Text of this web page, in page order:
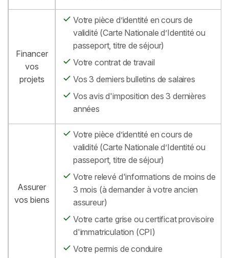
Financer
vos
projets
Votre pièce d’identité en cours de
validité (Carte Nationale d’Identité ou
passeport, titre de séjour)
Votre contrat de travail
Vos 3 derniers bulletins de salaires
Vos avis d'imposition des 3 dernières
années
Assurer
vos biens
Votre pièce d’identité en cours de
validité (Carte Nationale d’Identité ou
passeport, titre de séjour)
Votre relevé d'informations de moins de
3 mois (à demander à votre ancien
assureur)
Votre carte grise ou certificat provisoire
d'immatriculation (CPI)
Votre permis de conduire